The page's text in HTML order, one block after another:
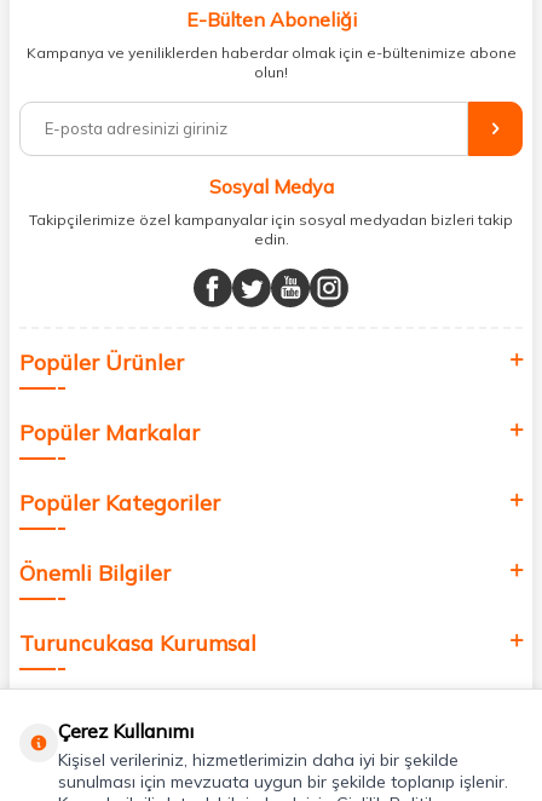
kişisel bakım hem de takviye edici gıda ürünlerini sizlerle
buluşturuyoruz. Artık mağaza mağaza dolaşmanıza gerek yok;
ihtiyacınız olan her şeyi tek bir çatı altında topluyor ve kapınıza kadar
%100 orijinal kozmetik ve sağlık ürünleriyle güzelliğinizi tamamlayabilir,
vücudunuzu desteklemek için güvenilir takviye edici gıdalara
minerallere kadar binlerce ürünü uygun fiyat ve hızlı kargo avantajıyla
sunuyoruz.
buluşturuyor ve online alışveriş deneyiminizi en iyi hale getiriyoruz.
Sağlık, güzellik ve iyi yaşam için aradığınız her şey burada!
değer katmak için bize katılın!
E-Bülten Aboneliği
Kampanya ve yeniliklerden haberdar olmak için e-bültenimize abone
olun!
Sosyal Medya
Takipçilerimize özel kampanyalar için sosyal medyadan bizleri takip
edin.
Popüler Ürünler
Popüler Markalar
Popüler Kategoriler
Önemli Bilgiler
Turuncukasa Kurumsal
Uygulamalarımız
Çerez Kullanımı
Kişisel verileriniz, hizmetlerimizin daha iyi bir şekilde
sunulması için mevzuata uygun bir şekilde toplanıp işlenir.